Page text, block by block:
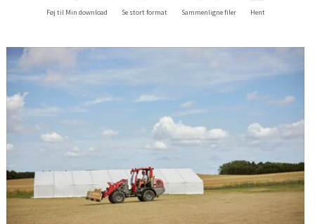
Føj til Min download Se stort format Sammenligne filer Hent